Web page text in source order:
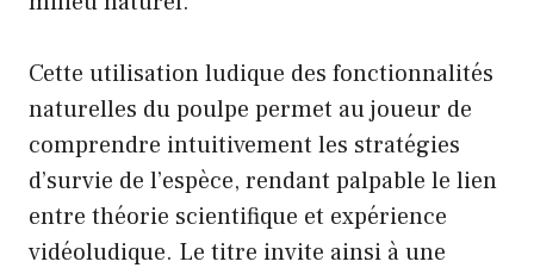
Cette utilisation ludique des fonctionnalités
naturelles du poulpe permet au joueur de
comprendre intuitivement les stratégies
d’survie de l’espèce, rendant palpable le lien
entre théorie scientifique et expérience
vidéoludique. Le titre invite ainsi à une